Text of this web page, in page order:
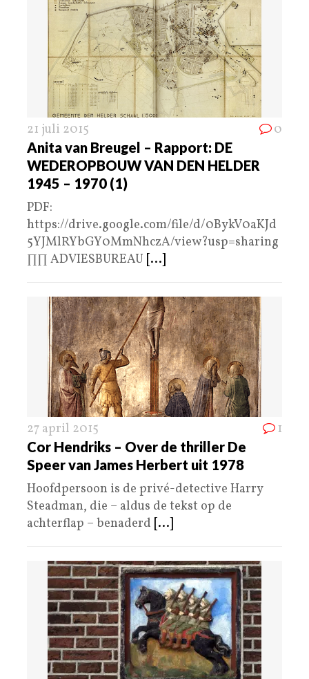
21 juli 2015 0
Anita van Breugel – Rapport: DE
WEDEROPBOUW VAN DEN HELDER
1945 – 1970 (1)
PDF:
https://drive.google.com/file/d/0BykV0aKJd
5YJMlRYbGY0MmNhczA/view?usp=sharing
∏∏ ADVIESBUREAU [...]
27 april 2015 1
Cor Hendriks – Over de thriller De
Speer van James Herbert uit 1978
Hoofdpersoon is de privé-detective Harry
Steadman, die – aldus de tekst op de
achterflap – benaderd [...]